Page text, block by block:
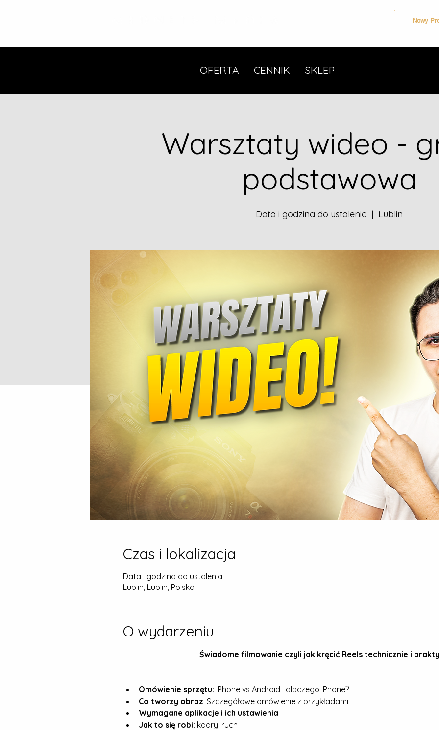
Nowy
OFERTA CENNIK SKLEP
Warsztaty wideo -
podstawowa
Data i godzina do ustalenia
  |
Lublin
Czas i lokalizacja
Data i godzina do ustalenia
Lublin, Lublin, Polska
O wydarzeniu
Świadome filmowanie czyli jak kręcić Reels technicznie i
Omówienie sprzętu: IPhone vs Android i dlaczego iPhone?
Co tworzy obraz: Szczegółowe omówienie z przykładami
Wymagane aplikacje i ich ustawienia
Jak to się robi: kadry, ruch​​